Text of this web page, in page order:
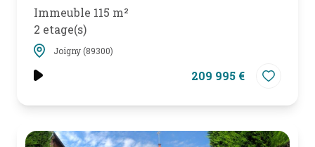
Immeuble 115 m²
2 etage(s)
Joigny (89300)
209 995 €